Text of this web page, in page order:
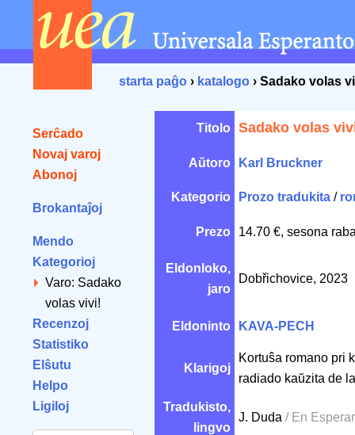
starta paĝo › katalogo › Sadako volas
Serĉado
Novaj varoj
Abonoj
Brokantaĵoj
Mendo
Kategorioj
Varo: Sadako
volas vivi!
Recenzoj
Statistiko
Elŝutu
Helpo
Ligiloj
Titolo Sadako volas
Aŭtoro Karl Bruckner
Kategorio Prozo tradukita /
Prezo 14.70 €, sesona
Eldonloko,
jaro
Dobřichovice, 2023
Eldoninto KAVA-PECH
Klarigoj
Kortuŝa romano pri
radiado kaŭzita de
Tradukisto,
lingvo
J. Duda / En